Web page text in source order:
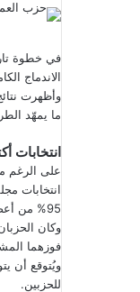
الاندماج
ما يمهّد
انتخابات
على الرغم
95% من أعضاء “GL” و94% من أعضاء “PvdA”.
فوزهما المشترك بـ25 مقعدا في البرلمان، محققين مكسبا قدره
ويُتوقع أن
للحزبين.